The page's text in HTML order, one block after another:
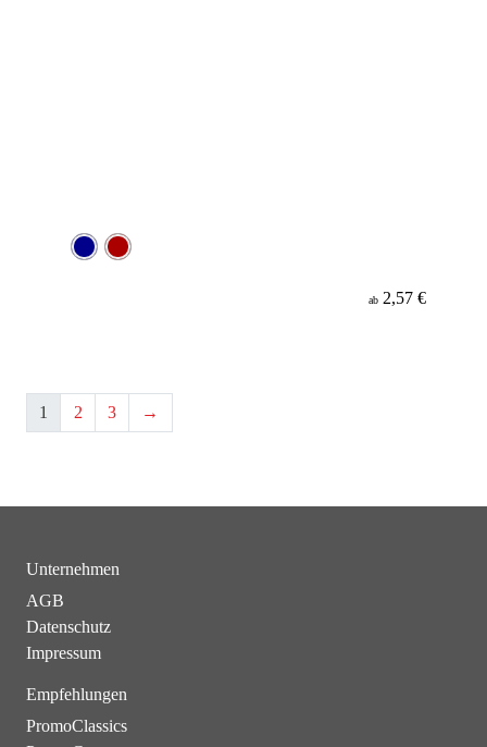
ab 2,57 €
1 2 3 →
Unternehmen
AGB
Datenschutz
Impressum
Empfehlungen
PromoClassics